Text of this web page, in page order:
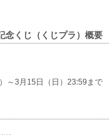
念くじ（くじプラ）概要
～3月15日（日）23:59まで